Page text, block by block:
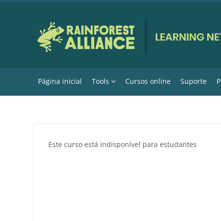
Página inicial Tools Cursos online Suporte
Este curso está indisponível para estudantes